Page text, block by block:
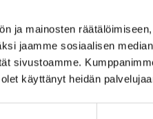
ja mainosten
jaamme sosiaalisen
sivustoamme.
käyttänyt heidän
17 kesä
citizenship is not
it is a right”